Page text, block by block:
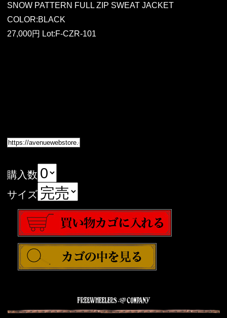
SNOW PATTERN FULL ZIP SWEAT JACKET
COLOR:BLACK
27,000円 Lot:F-CZR-101
購入数
サイズ